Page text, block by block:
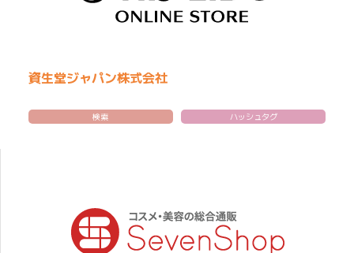
資生堂ジャパン株式会社
検索 ハッシュタグ